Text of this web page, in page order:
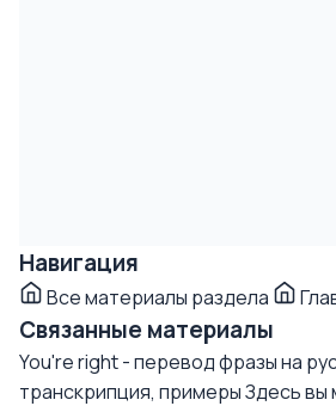
Навигация
Все материалы раздела
Связанные материалы
You're right - перевод фразы на
транскрипция, примерыЗдесь вы